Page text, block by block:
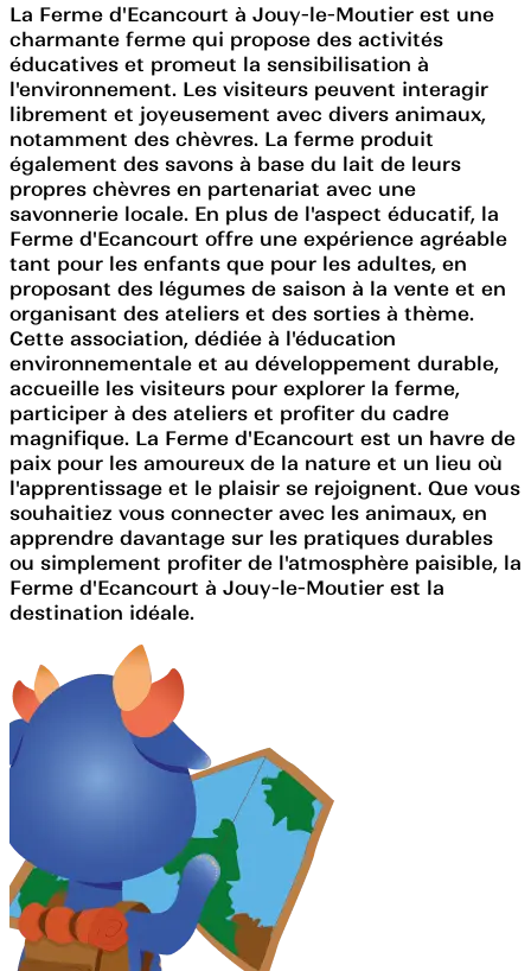
La Ferme d'Ecancourt à Jouy-le-Moutier est une
charmante ferme qui propose des activités
éducatives et promeut la sensibilisation à
l'environnement. Les visiteurs peuvent interagir
librement et joyeusement avec divers animaux,
notamment des chèvres. La ferme produit
également des savons à base du lait de leurs
propres chèvres en partenariat avec une
savonnerie locale. En plus de l'aspect éducatif, la
Ferme d'Ecancourt offre une expérience agréable
tant pour les enfants que pour les adultes, en
proposant des légumes de saison à la vente et en
organisant des ateliers et des sorties à thème.
Cette association, dédiée à l'éducation
environnementale et au développement durable,
accueille les visiteurs pour explorer la ferme,
participer à des ateliers et profiter du cadre
magnifique. La Ferme d'Ecancourt est un havre de
paix pour les amoureux de la nature et un lieu où
l'apprentissage et le plaisir se rejoignent. Que vous
souhaitiez vous connecter avec les animaux, en
apprendre davantage sur les pratiques durables
ou simplement profiter de l'atmosphère paisible, la
Ferme d'Ecancourt à Jouy-le-Moutier est la
destination idéale.